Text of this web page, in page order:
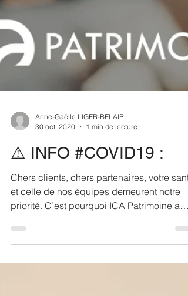
30 oct. 2020
1 min de lecture
⚠️ INFO #COVID19 :
Chers clients, chers partenaires, votre santé